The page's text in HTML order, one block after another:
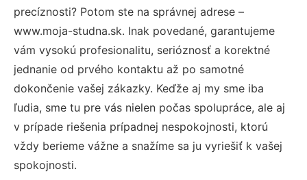
precíznosti? Potom ste na správnej adrese –
www.moja-studna.sk. Inak povedané, garantujeme
vám vysokú profesionalitu, serióznosť a korektné
jednanie od prvého kontaktu až po samotné
dokončenie vašej zákazky. Keďže aj my sme iba
ľudia, sme tu pre vás nielen počas spolupráce, ale aj
v prípade riešenia prípadnej nespokojnosti, ktorú
vždy berieme vážne a snažíme sa ju vyriešiť k vašej
spokojnosti.